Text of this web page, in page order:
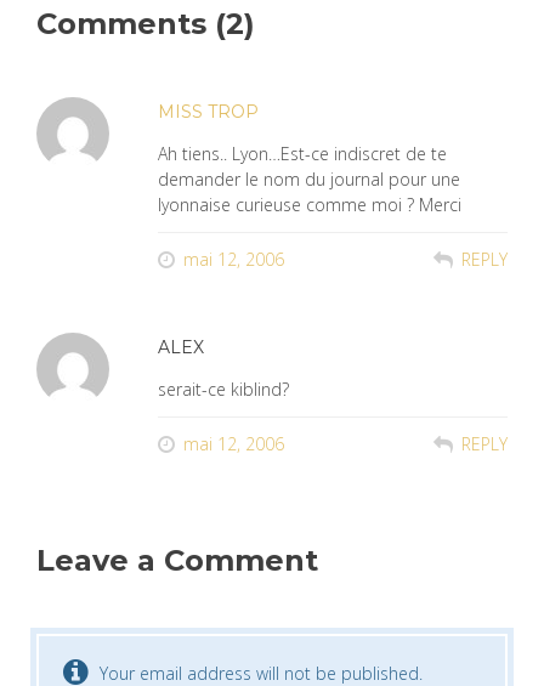
Comments (2)
MISS TROP
Ah tiens.. Lyon…Est-ce indiscret de te
demander le nom du journal pour une
lyonnaise curieuse comme moi ? Merci
mai 12, 2006 REPLY
ALEX
serait-ce kiblind?
mai 12, 2006 REPLY
Leave a Comment
Your email address will not be published.